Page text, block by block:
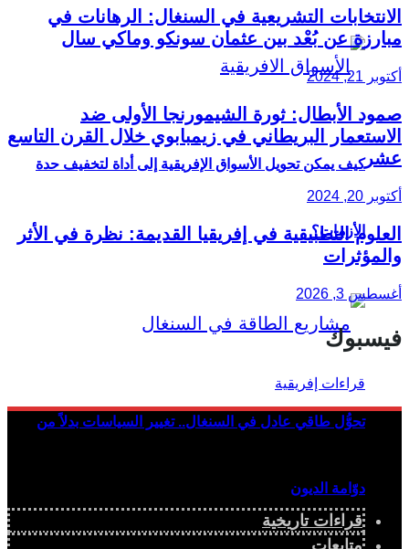
كيف يمكن تحويل الأسواق الإفريقية إلى أداة لتخفيف حدة
الأزمات؟
تحوُّل طاقي عادل في السنغال.. تغيير السياسات بدلاً من
دوّامة الديون
الانتخابات التشريعية في السنغال: الرهانات في
مبارزة عن بُعْد بين عثمان سونكو وماكي سال
أكتوبر 21, 2024
صمود الأبطال: ثورة الشيمورنجا الأولى ضد
الاستعمار البريطاني في زيمبابوي خلال القرن التاسع
عشر
أكتوبر 20, 2024
العلوم التطبيقية في إفريقيا القديمة: نظرة في الأثر
والمؤثرات
أغسطس 3, 2026
فيسبوك
قراءات تاريخية
متابعات